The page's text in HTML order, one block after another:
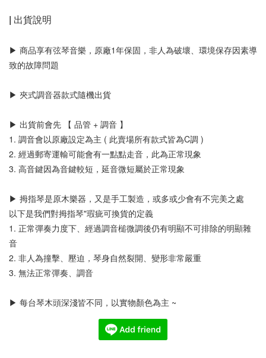
| 出貨說明
▶ 商品享有弦琴音樂，原廠1年保固，非人為破壞、環境保存因素導
致的故障問題
▶ 夾式調音器款式隨機出貨
▶ 出貨前會先 【 品管 + 調音 】
1. 調音會以原廠設定為主 ( 此賣場所有款式皆為C調 )
2. 經過郵寄運輸可能會有一點點走音，此為正常現象
3. 高音鍵因為音鍵較短，延音微短屬於正常現象
▶ 拇指琴是原木樂器，又是手工製造，或多或少會有不完美之處
以下是我們對拇指琴"瑕疵可換貨的定義
1. 正常彈奏力度下、經過調音槌微調後仍有明顯不可排除的明顯雜
音
2. 非人為撞擊、壓迫，琴身自然裂開、變形非常嚴重
3. 無法正常彈奏、調音
▶ 每台琴木頭深淺皆不同，以實物顏色為主 ~